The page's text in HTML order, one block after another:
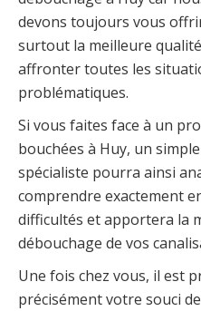
devons toujours vous
surtout la meilleure
affronter toutes les
problématiques.
Si vous faites face à un
bouchées à Huy, un
spécialiste pourra ainsi
comprendre exactement
difficultés et apportera la
débouchage de vos
Une fois chez vous, il est
précisément votre souci